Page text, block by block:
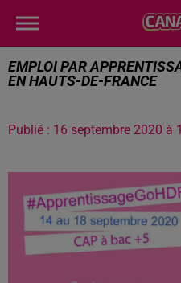
EMPLOI PAR
EN HAUTS-DE-FRANCE
Publié : 16 septembre 2020 à